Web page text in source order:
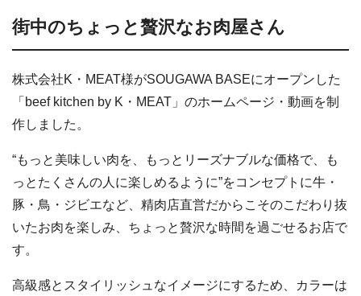
街中のちょっと贅沢なお肉屋さん
株式会社K・MEAT様がSOUGAWA BASEにオープンした
「beef kitchen by K・MEAT」のホームページ・動画を制
作しました。
“もっと美味しい肉を、もっとリーズナブルな価格で、も
っとたくさんの人に楽しめるように”をコンセプトに牛・
豚・鳥・ジビエなど、精肉店直営だからこそのこだわり抜
いたお肉を楽しみ、ちょっと贅沢な時間を過ごせるお店で
す。
高級感とスタイリッシュなイメージにするため、カラーは